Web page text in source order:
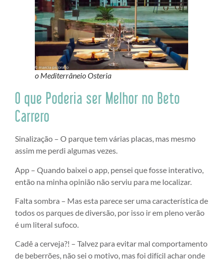
o Mediterrâneio Osteria
O que Poderia ser Melhor no Beto
Carrero
Sinalização – O parque tem várias placas, mas mesmo
assim me perdi algumas vezes.
App – Quando baixei o app, pensei que fosse interativo,
então na minha opinião não serviu para me localizar.
Falta sombra – Mas esta parece ser uma característica de
todos os parques de diversão, por isso ir em pleno verão
é um literal sufoco.
Cadê a cerveja?! – Talvez para evitar mal comportamento
de beberrões, não sei o motivo, mas foi difícil achar onde